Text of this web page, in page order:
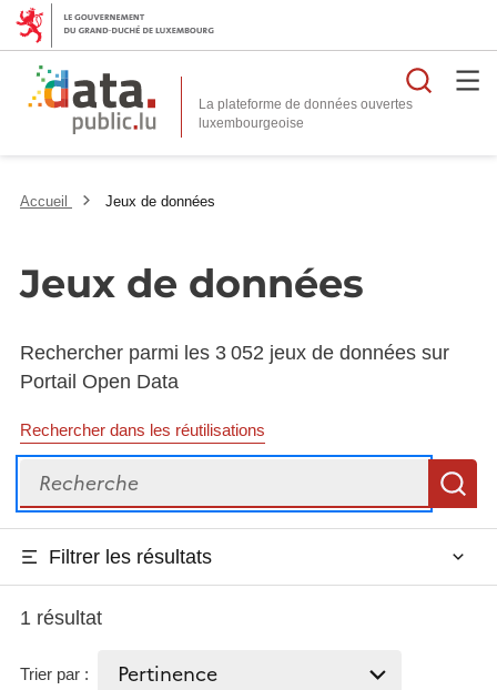
La plateforme de données ouvertes
Accueil Jeux de données
Jeux de données
Rechercher parmi les 3 052 jeux de données sur
Portail Open Data
Rechercher dans les réutilisations
Recherche
Filtrer les résultats
1 résultat
Trier par :